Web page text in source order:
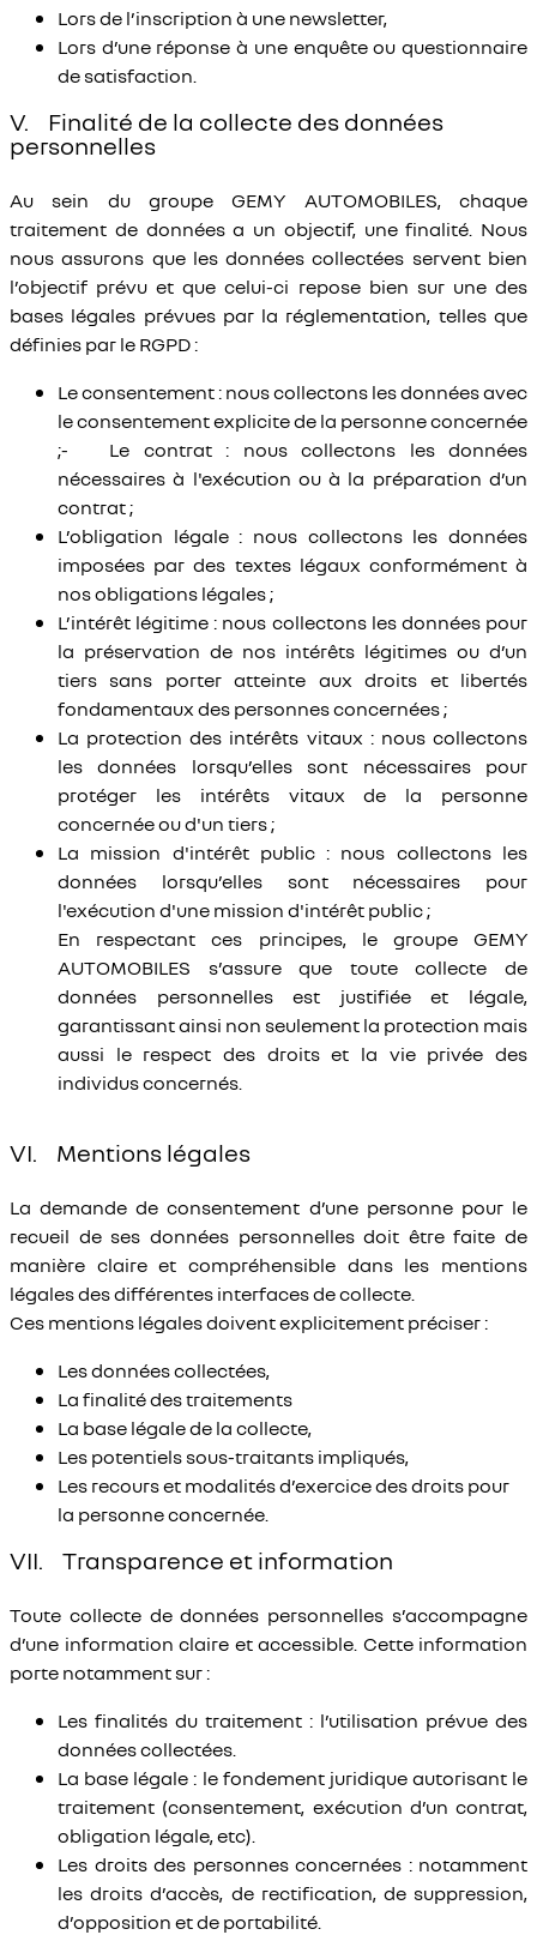
Lors de l’inscription à une newsletter,
Lors d’une réponse à une enquête ou questionnaire
de satisfaction.
V. Finalité de la collecte des données
personnelles
Au sein du groupe GEMY AUTOMOBILES, chaque
traitement de données a un objectif, une finalité. Nous
nous assurons que les données collectées servent bien
l’objectif prévu et que celui-ci repose bien sur une des
bases légales prévues par la réglementation, telles que
définies par le RGPD :
Le consentement : nous collectons les données avec
le consentement explicite de la personne concernée
;- Le contrat : nous collectons les données
nécessaires à l'exécution ou à la préparation d’un
contrat ;
L’obligation légale : nous collectons les données
imposées par des textes légaux conformément à
nos obligations légales ;
L’intérêt légitime : nous collectons les données pour
la préservation de nos intérêts légitimes ou d’un
tiers sans porter atteinte aux droits et libertés
fondamentaux des personnes concernées ;
La protection des intérêts vitaux : nous collectons
les données lorsqu’elles sont nécessaires pour
protéger les intérêts vitaux de la personne
concernée ou d'un tiers ;
La mission d'intérêt public : nous collectons les
données lorsqu’elles sont nécessaires pour
l'exécution d'une mission d'intérêt public ;
En respectant ces principes, le groupe GEMY
AUTOMOBILES s’assure que toute collecte de
données personnelles est justifiée et légale,
garantissant ainsi non seulement la protection mais
aussi le respect des droits et la vie privée des
individus concernés.
VI. Mentions légales
La demande de consentement d’une personne pour le
recueil de ses données personnelles doit être faite de
manière claire et compréhensible dans les mentions
légales des différentes interfaces de collecte.
Ces mentions légales doivent explicitement préciser :
Les données collectées,
La finalité des traitements
La base légale de la collecte,
Les potentiels sous-traitants impliqués,
Les recours et modalités d’exercice des droits pour
la personne concernée.
VII. Transparence et information
Toute collecte de données personnelles s’accompagne
d’une information claire et accessible. Cette information
porte notamment sur :
Les finalités du traitement : l’utilisation prévue des
données collectées.
La base légale : le fondement juridique autorisant le
traitement (consentement, exécution d’un contrat,
obligation légale, etc).
Les droits des personnes concernées : notamment
les droits d’accès, de rectification, de suppression,
d’opposition et de portabilité.